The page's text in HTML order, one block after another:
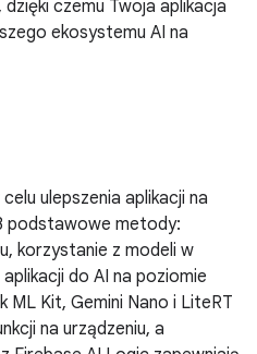
czemu Twoja aplikacja
ekosystemu AI na
ulepszenia aplikacji na
podstawowe metody:
korzystanie z modeli w
do AI na poziomie
ML Kit, Gemini Nano i LiteRT
na urządzeniu, a